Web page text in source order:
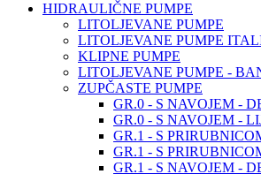
HIDRAULIČNE PUMPE
LITOLJEVANE PUMPE
LITOLJEVANE PUMPE
KLIPNE PUMPE
LITOLJEVANE PUMPE -
ZUPČASTE PUMPE
GR.0 - S NAVOJEM -
GR.0 - S NAVOJEM -
GR.1 - S
GR.1 - S
GR.1 - S NAVOJEM -